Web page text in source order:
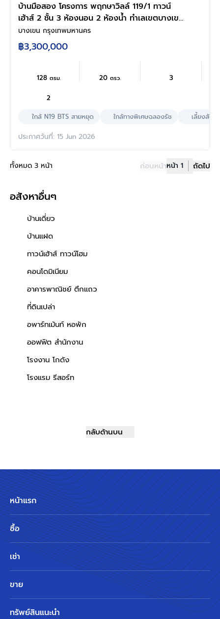
บ้านมือสอง โครงการ พฤกษาวิลล์ 119/1 ทาวน์
เฮ้าส์ 2 ชั้น 3 ห้องนอน 2 ห้องน้ำ ทำเลเขตบางเขน
กรุงเทพฯ ใกล้รถไฟฟ้าสายสีเขียว สถานีสายหยุด
ใกล้เซ็นทรัล รามอินทรา เดินทางสะดวก พร้อมเข้า
อยู่
บางเขน กรุงเทพมหานคร
฿3,300,000
128 ตรม. 20 ตรว. 3
2
ใกล้ N19 BTS สายหยุด
ใกล้ทางพิเศษฉลองรัช เลี้ยงสัตว์
ประกาศวันที่: 15 Jun 2026
ทั้งหมด 3 หน้า ก่อนหน้าหน้า 1 ถัดไป
อสังหาอื่นๆ
บ้านเดี่ยว
บ้านแฝด
ทาวน์เฮ้าส์ ทาวน์โฮม
คอนโดมิเนียม
อาคารพาณิชย์ ตึกแถว
ที่ดินเปล่า
อพาร์ทเม้นท์ หอพัก
ออฟฟิต สำนักงาน
โรงงาน โกดัง
โรงแรม รีสอร์ท
กลับด้านบน
หน้าแรก
ซื้อ
เช่า
ขาย
ทรัพย์สินแนะนำ